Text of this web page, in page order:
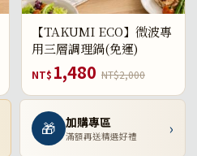
【TAKUMI ECO】微波專
用三層調理鍋(免運)
NT$ 1,480 NT$2,000
🎁 加購專區
滿額再送精選好禮 ›